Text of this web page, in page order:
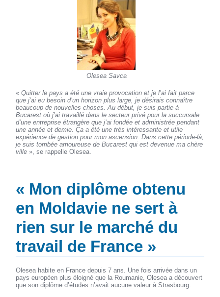
Olesea Savca
«Quitter le pays a été une vraie provocation et je l’ai fait parce
que j’ai eu besoin d’un horizon plus large, je désirais connaître
beaucoup de nouvelles choses. Au début, je suis partie à
Bucarest où j’ai travaillé dans le secteur privé pour la succursale
d’une entreprise étrangère que j’ai fondée et administrée pendant
une année et demie. Ça a été une très intéressante et utile
expérience de gestion pour mon ascension. Dans cette période-là,
je suis tombée amoureuse de Bucarest qui est devenue ma chère
ville », se rappelle Olesea.
« Mon diplôme obtenu
en Moldavie ne sert à
rien sur le marché du
travail de France »
Olesea habite en France depuis 7 ans. Une fois arrivée dans un
pays européen plus éloigné que la Roumanie, Olesea a découvert
que son diplôme d’études n’avait aucune valeur à Strasbourg.